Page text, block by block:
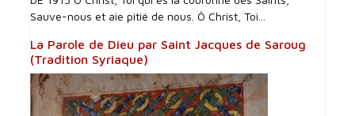
Sauve-nous et aie pitié de nous. Ô Christ, Toi...
La Parole de Dieu par Saint Jacques de Saroug
(Tradition Syriaque)